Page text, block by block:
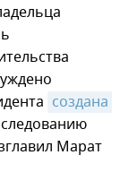
создана
Марат